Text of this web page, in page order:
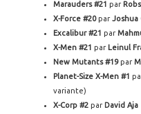
Marauders #21par
X-Force #20parJoshua
Excalibur #21par
X-Men #21par Leinul
New Mutants #19par
Planet-Size X-Men #1
variante)
X-Corp #2par David Aja